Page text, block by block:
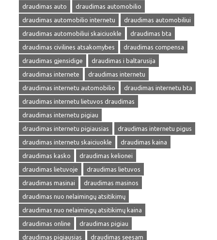
draudimas auto
draudimas automobilio
draudimas automobilio internetu
draudimas automobiliui
draudimas automobiliui skaiciuokle
draudimas bta
draudimas civilines atsakomybes
draudimas compensa
draudimas gjensidige
draudimas i baltarusija
draudimas internete
draudimas internetu
draudimas internetu automobilio
draudimas internetu bta
draudimas internetu lietuvos draudimas
draudimas internetu pigiau
draudimas internetu pigiausias
draudimas internetu pigus
draudimas internetu skaiciuokle
draudimas kaina
draudimas kasko
draudimas kelionei
draudimas lietuvoje
draudimas lietuvos
draudimas masinai
draudimas masinos
draudimas nuo nelaimingų atsitikimų
draudimas nuo nelaimingų atsitikimų kaina
draudimas online
draudimas pigiau
draudimas pigiausias
draudimas seesam